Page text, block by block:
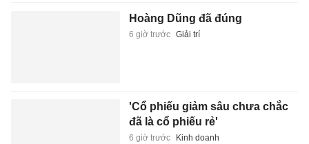
Hoàng Dũng đã đúng
6 giờ trước Giải trí
'Cổ phiếu giảm sâu chưa chắc
đã là cổ phiếu rẻ'
6 giờ trước Kinh doanh